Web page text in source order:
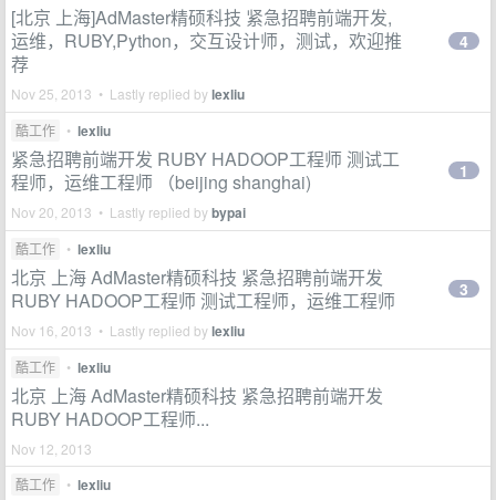
[北京 上海]AdMaster精硕科技 紧急招聘前端开发,
运维，RUBY,Python，交互设计师，测试，欢迎推
荐
Nov 25, 2013 • Lastly replied bylexliu
4
酷工作 • lexliu
紧急招聘前端开发 RUBY HADOOP工程师 测试工
程师，运维工程师 （beijing shanghai)
Nov 20, 2013 • Lastly replied bybypai
1
酷工作 • lexliu
北京 上海 AdMaster精硕科技 紧急招聘前端开发
RUBY HADOOP工程师 测试工程师，运维工程师
Nov 16, 2013 • Lastly replied bylexliu
3
酷工作 • lexliu
北京 上海 AdMaster精硕科技 紧急招聘前端开发
RUBY HADOOP工程师...
Nov 12, 2013
酷工作
• lexliu